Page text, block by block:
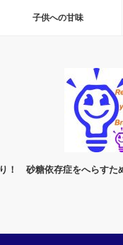
子供への甘味
！ 砂糖依存症をへらすた